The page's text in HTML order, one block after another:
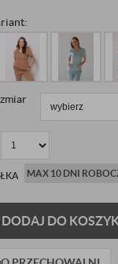
MAX 10 DNI
DODAJ DO